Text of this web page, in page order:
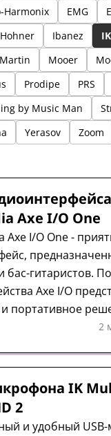
Harmonix EMG
Hohner Ibanez
Martin Mooer
Prodipe PRS
by Music Man
Yerasov Zoom
Axe I/O One
Axe I/O One -
бас-гитаристов.
Axe I/O
портативное
2
IK
2
и удобный